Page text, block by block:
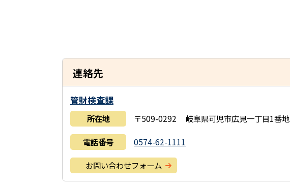
連絡先
管財検査課
所在地 〒509-0292 岐阜県可児市広見一丁目1番地
電話番号 0574-62-1111
お問い合わせフォーム